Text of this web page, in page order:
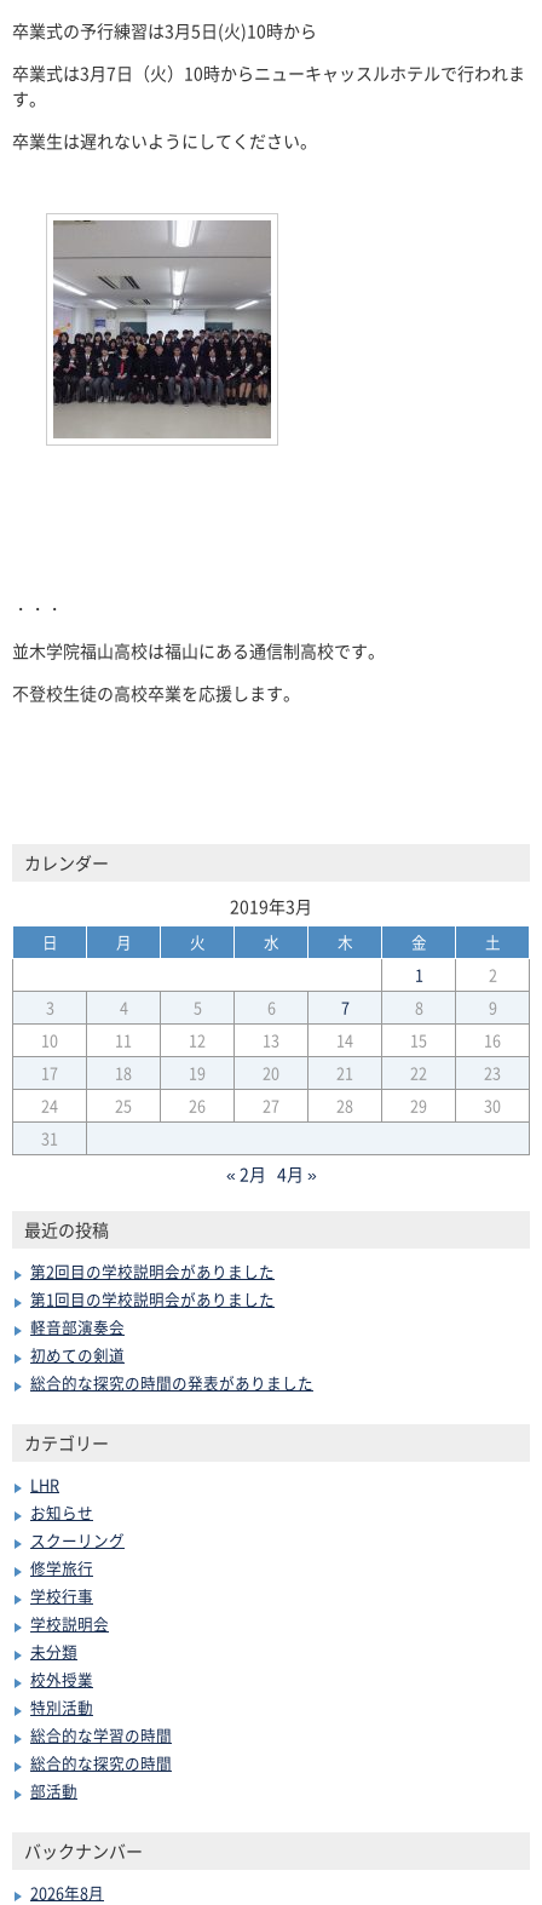
卒業式の予行練習は3月5日(火)10時から
卒業式は3月7日（火） 10時からニューキャッスルホテルで行われま
す。
卒業生は遅れないようにしてください。
・・・
並木学院福山高校は福山にある通信制高校です。
不登校生徒の高校卒業を応援します。
カレンダー
2019年3月
日 月 火 水 木 金
土
1
2
3
4 5 6 7 8
9
10
11 12 13 14 15
16
17
18 19 20 21 22
23
24
25 26 27 28 29
30
31
« 2月 4月 »
最近の投稿
第2回目の学校説明会がありました
第1回目の学校説明会がありました
軽音部演奏会
初めての剣道
総合的な探究の時間の発表がありました
カテゴリー
LHR
お知らせ
スクーリング
修学旅行
学校行事
学校説明会
未分類
校外授業
特別活動
総合的な学習の時間
総合的な探究の時間
部活動
バックナンバー
2026年8月